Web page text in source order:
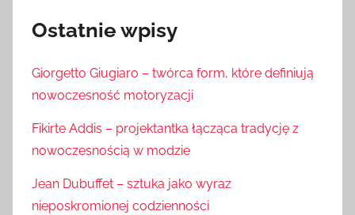
Ostatnie wpisy
Giorgetto Giugiaro – twórca form, które definiują
nowoczesność motoryzacji
Fikirte Addis – projektantka łącząca tradycję z
nowoczesnością w modzie
Jean Dubuffet – sztuka jako wyraz
nieposkromionej codzienności